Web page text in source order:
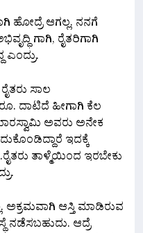
ಹೋದ್ರೆ ಆಗಲ್ಲ. ನನಗೆ
ಗಾಗಿ, ರೈತರಿಗಾಗಿ
ಸಾಲ
ದಾಟಿದೆ ಹೀಗಾಗಿ ಕೆಲ
ಅವರು ಅನೇಕ
ಇದಕ್ಕೆ
ತಾಳ್ಮೆಯಿಂದ ಇರಬೇಕು
ಅಕ್ರಮವಾಗಿ ಆಸ್ತಿ ಮಾಡಿರುವ
ನಡೆಸಬಹುದು. ಆದ್ರೆ